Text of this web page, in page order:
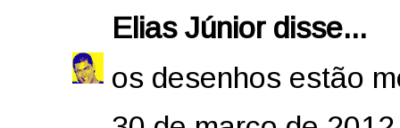
Elias Júniordisse...
os desenhos estão